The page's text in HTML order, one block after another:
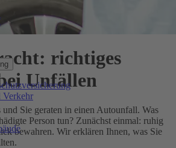
Verkehr
richtiges
Unfällen
und Sie geraten in einen Autounfall. Was
Person tun? Zunächst einmal: ruhig
bewahren. Wir erklären Ihnen, was Sie